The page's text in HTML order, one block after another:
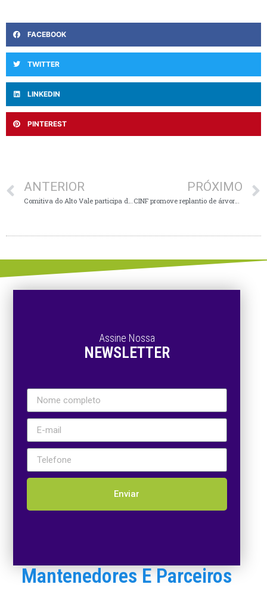
FACEBOOK
TWITTER
LINKEDIN
PINTEREST
ANTERIOR
Comitiva do Alto Vale participa do 4ª Fórum Eli e agenda de inovação em Chapecó
PRÓXIMO
CINF promove replantio de árvores nativas no Encontro dos Rios após enchente
Assine Nossa
NEWSLETTER
Enviar
Mantenedores E Parceiros